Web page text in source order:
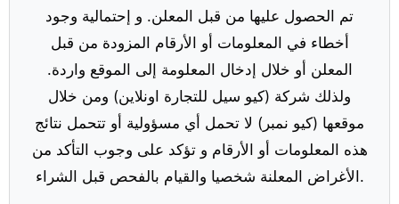
تم الحصول عليها من قبل المعلن. و إحتمالية وجود
أخطاء في المعلومات أو الأرقام المزودة من قبل
المعلن أو خلال إدخال المعلومة إلى الموقع واردة.
ولذلك شركة (كيو سيل للتجارة اونلاين) ومن خلال
موقعها (كيو نمبر) لا تحمل أي مسؤولية أو تتحمل نتائج
هذه المعلومات أو الأرقام و تؤكد على وجوب التأكد من
الأغراض المعلنة شخصيا والقيام بالفحص قبل الشراء.